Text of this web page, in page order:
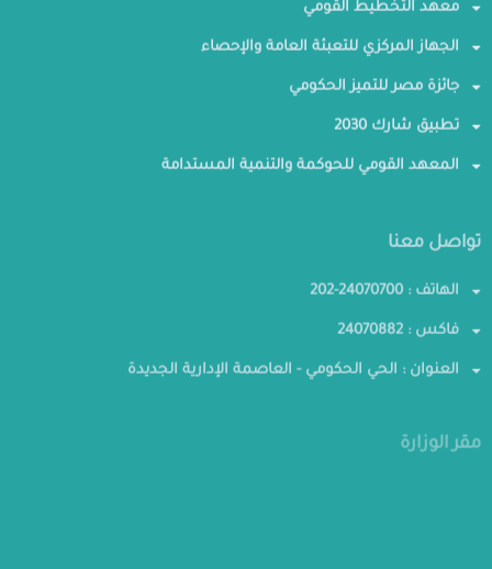
معهد التخطيط القومي
الجهاز المركزي للتعبئة العامة والإحصاء
جائزة مصر للتميز الحكومي
تطبيق شارك 2030
المعهد القومي للحوكمة والتنمية المستدامة
تواصل معنا
الهاتف : 24070700-202
فاكس : 24070882
العنوان : الحي الحكومي - العاصمة الإدارية الجديدة
مقر الوزارة